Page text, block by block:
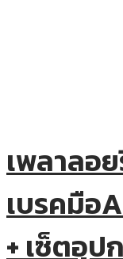
เพลาลอ
เบรคมือ
+ เซ็ตอุ